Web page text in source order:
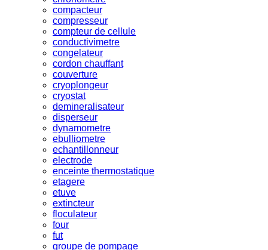
compacteur
compresseur
compteur de cellule
conductivimetre
congelateur
cordon chauffant
couverture
cryoplongeur
cryostat
demineralisateur
disperseur
dynamometre
ebulliometre
echantillonneur
electrode
enceinte thermostatique
etagere
etuve
extincteur
floculateur
four
fut
groupe de pompage